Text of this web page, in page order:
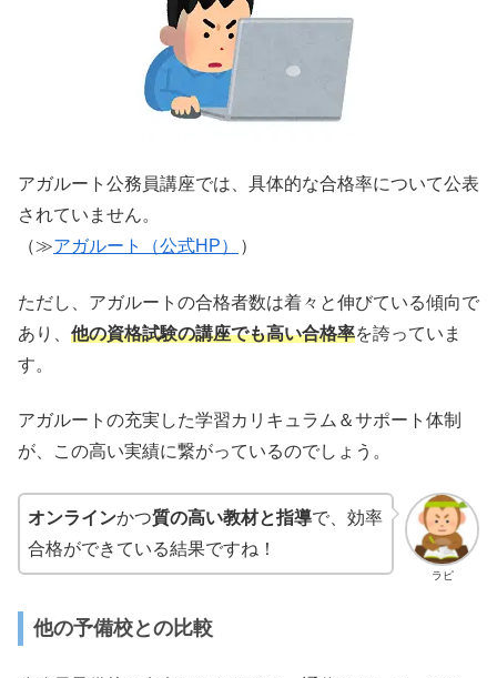
アガルート公務員講座では、具体的な合格率について公表
されていません。
（≫アガルート（公式HP） ）
ただし、アガルートの合格者数は着々と伸びている傾向で
あり、 他の資格試験の講座でも高い合格率を誇っていま
す。
アガルートの充実した学習カリキュラム＆サポート体制
が、この高い実績に繋がっているのでしょう。
ラピ
オンラインかつ質の高い教材と指導で、効率
合格ができている結果ですね！
他の予備校との比較